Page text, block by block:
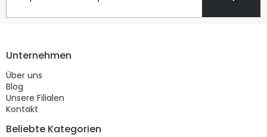
Unternehmen
Über uns
Blog
Unsere Filialen
Kontakt
Beliebte Kategorien